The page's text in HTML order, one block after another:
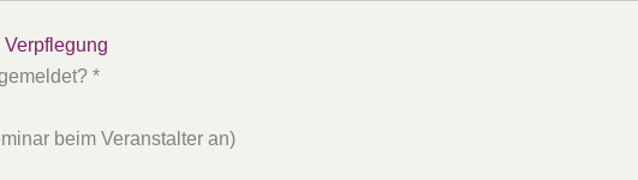
*
beim Veranstalter an)